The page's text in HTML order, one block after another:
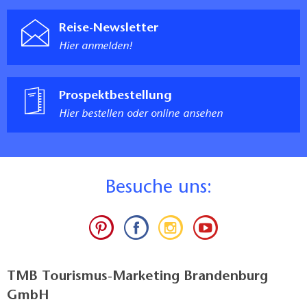
Reise-Newsletter
Hier anmelden!
Prospektbestellung
Hier bestellen oder online ansehen
Besuche uns:
TMB Tourismus-Marketing Brandenburg
GmbH